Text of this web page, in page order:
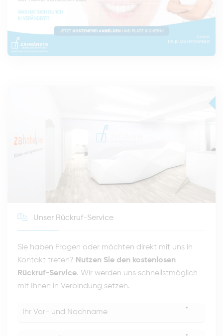
Unser Rückruf-Service
Sie haben Fragen oder möchten direkt mit uns in
Kontakt treten? Nutzen Sie den kostenlosen
Rückruf-Service. Wir werden uns schnellstmöglich
mit Ihnen in Verbindung setzen.
*